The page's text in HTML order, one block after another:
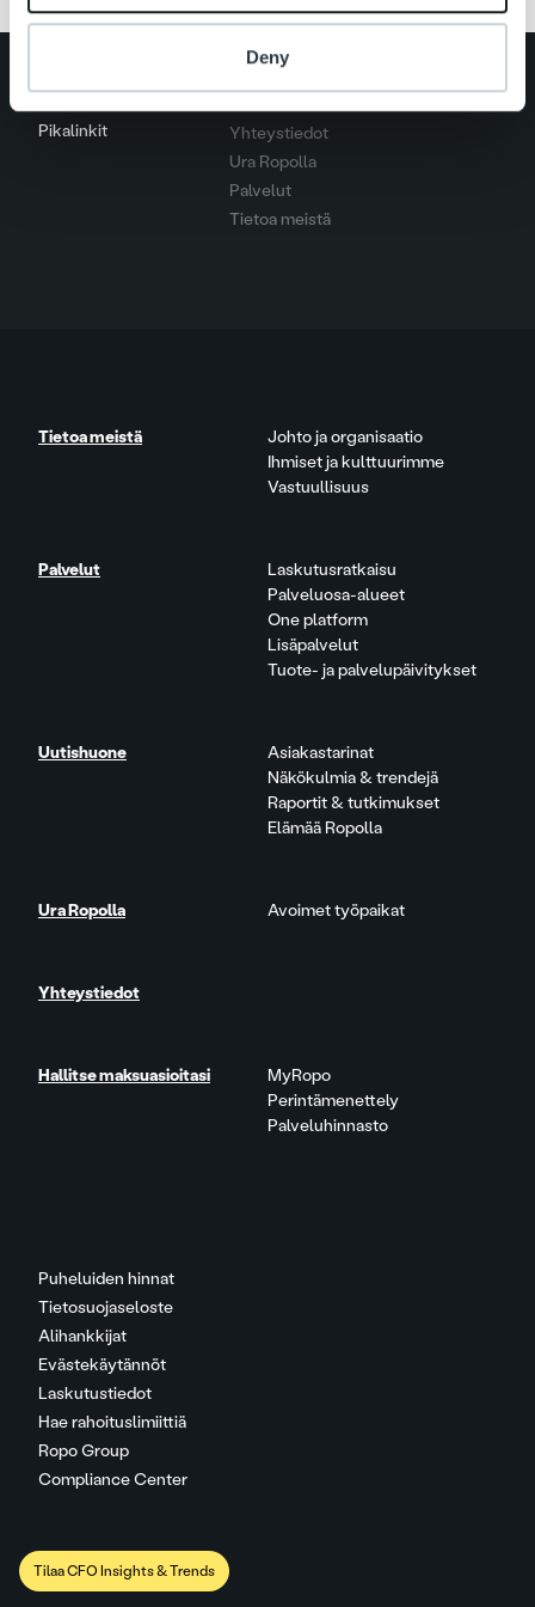
Deny
Pikalinkit
Yhteystiedot
Ura Ropolla
Palvelut
Tietoa meistä
Puheluiden hinnat
Tietosuojaseloste
Alihankkijat
Evästekäytännöt
Laskutustiedot
Hae rahoituslimiittiä
Ropo Group
Compliance Center
Tietoa meistä
Johto ja organisaatio
Ihmiset ja kulttuurimme
Vastuullisuus
Palvelut
Laskutusratkaisu
Palveluosa-alueet
One platform
Lisäpalvelut
Tuote- ja palvelupäivitykset
Uutishuone
Asiakastarinat
Näkökulmia & trendejä
Raportit & tutkimukset
Elämää Ropolla
Ura Ropolla Avoimet työpaikat
Yhteystiedot
Hallitse maksuasioitasi
MyRopo
Perintämenettely
Palveluhinnasto
Tilaa CFO Insights & Trends